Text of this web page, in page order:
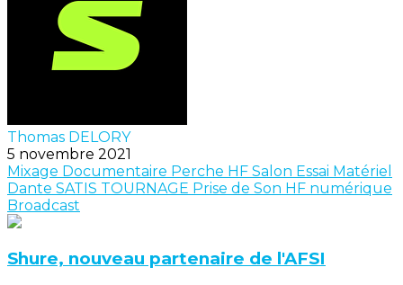
Thomas DELORY
5 novembre 2021
Mixage Documentaire Perche HF Salon Essai Matériel
Dante SATIS TOURNAGE Prise de Son HF numérique
Broadcast
Shure, nouveau partenaire de l'AFSI